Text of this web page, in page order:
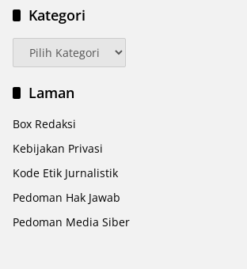
Kategori
Kategori
Laman
Box Redaksi
Kebijakan Privasi
Kode Etik Jurnalistik
Pedoman Hak Jawab
Pedoman Media Siber